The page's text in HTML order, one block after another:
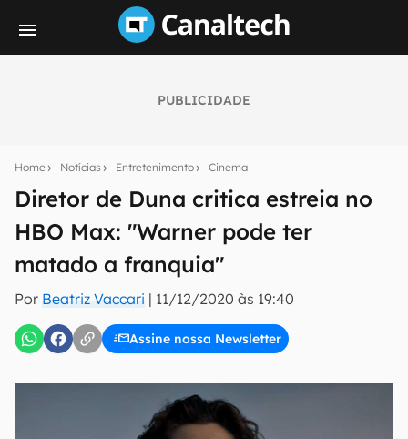
PUBLICIDADE
Home Notícias Entretenimento Cinema
Diretor de Duna critica estreia no
HBO Max: "Warner pode ter
matado a franquia"
Por Beatriz Vaccari | 11/12/2020 às 19:40
Assine nossa Newsletter
notícias e reviews sobre tecnologia em primeira
mão.
E-mail
inscreva-se
Uso e Política de Privacidade do Canaltech.